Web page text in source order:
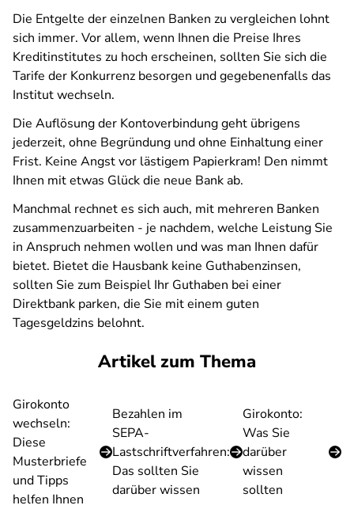
Die Entgelte der einzelnen Banken zu vergleichen lohnt
sich immer. Vor allem, wenn Ihnen die Preise Ihres
Kreditinstitutes zu hoch erscheinen, sollten Sie sich die
Tarife der Konkurrenz besorgen und gegebenenfalls das
Institut wechseln.
Die Auflösung der Kontoverbindung geht übrigens
jederzeit, ohne Begründung und ohne Einhaltung einer
Frist. Keine Angst vor lästigem Papierkram! Den nimmt
Ihnen mit etwas Glück die neue Bank ab.
Manchmal rechnet es sich auch, mit mehreren Banken
zusammenzuarbeiten - je nachdem, welche Leistung Sie
in Anspruch nehmen wollen und was man Ihnen dafür
bietet. Bietet die Hausbank keine Guthabenzinsen,
sollten Sie zum Beispiel Ihr Guthaben bei einer
Direktbank parken, die Sie mit einem guten
Tagesgeldzins belohnt.
Artikel zum Thema
Girokonto
wechseln:
Diese
Musterbriefe
und Tipps
helfen Ihnen
Bezahlen im
SEPA-
Lastschriftverfahren:
Das sollten Sie
darüber wissen
Girokonto:
Was Sie
darüber
wissen
sollten